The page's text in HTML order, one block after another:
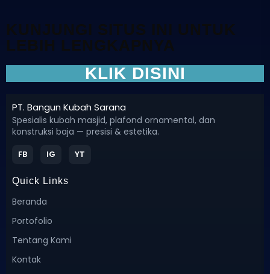
KUNJUNGI SITUS INI UNTUK
LEBIH LENGKAPNYA
KLIK DISINI
PT. Bangun Kubah Sarana
Spesialis kubah masjid, plafond ornamental, dan
konstruksi baja — presisi & estetika.
FB IG YT
Quick Links
Beranda
Portofolio
Tentang Kami
Kontak